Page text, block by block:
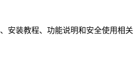
安装教程、功能说明和安全使用相关